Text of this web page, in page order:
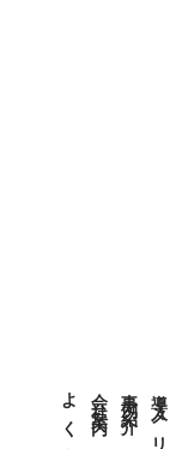
事例紹介
会社案内